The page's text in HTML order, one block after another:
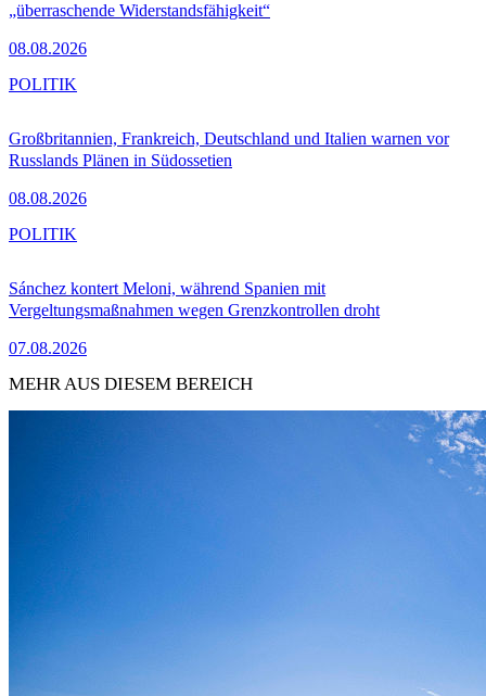
„überraschende Widerstandsfähigkeit“
08.08.2026
Großbritannien, Frankreich, Deutschland und Italien warnen vor
Russlands Plänen in Südossetien
08.08.2026
POLITIK
Sánchez kontert Meloni, während Spanien mit
Vergeltungsmaßnahmen wegen Grenzkontrollen droht
07.08.2026
POLITIK
MEHR AUS DIESEM BEREICH